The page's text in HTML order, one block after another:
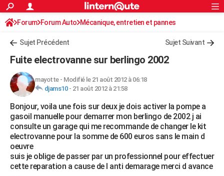
ACTUALITÉS
Politique
Société
Faits Divers
Education
Monde
Villes
+
FINANCE
Retraite
Impôts
Epargne
Immobilier
Risques naturels par ville
Banque
Assurance
Crédit
AUTO
Essais
Réserver un essai
Citadines
Berlines
SUV
Forum auto
+HIGH-TECH
Mobiles
Meilleur smartphone
Internet
Ordinateurs
Jeux vidéo
Guide high-tech
+BRICOLAGE
Forum
Aménagement intérieur
Extérieur
Cuisine
Salle de bains
Jardinage
Rangement
WEEK-END
Guides de France
Patrimoine
Expositions
Week-end nature
Rechercher
S'inscrire
Connexion
Forum Forum Auto Mécanique, entretien et pannes
Sujet Précédent Sujet Suivant
Fuite electrovanne sur berlingo 2002
mayotte- Modifié le 21 août 2012 à 06:18
djams10- 21 août 2012 à 21:58
Bonjour, voila une fois sur deux je dois activer la pompe a
gasoil manuelle pour demarrer mon berlingo de 2002 j ai
consulte un garage qui me recommande de changer le kit
electrovanne pour la somme de 600 euros sans le main d
oeuvre
suis je oblige de passer par un professionnel pour effectuer
cette reparation a cause de l anti demarage merci d avance